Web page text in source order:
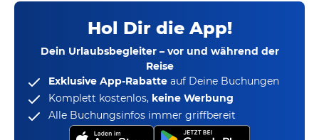
Hol Dir die App!
Dein Urlaubsbegleiter – vor und während der
Reise
Exklusive App-Rabatte auf Deine Buchungen
Komplett kostenlos, keine Werbung
Alle Buchungsinfos immer griffbereit